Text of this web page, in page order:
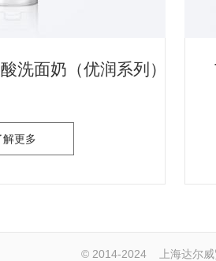
洗面奶（优润系列）
解更多
© 2014-2024 上海达尔